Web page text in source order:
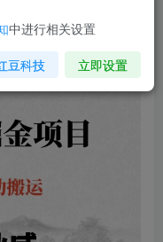
躺赚小白可做，批量
中进行相关设置
豆科技 立即设置